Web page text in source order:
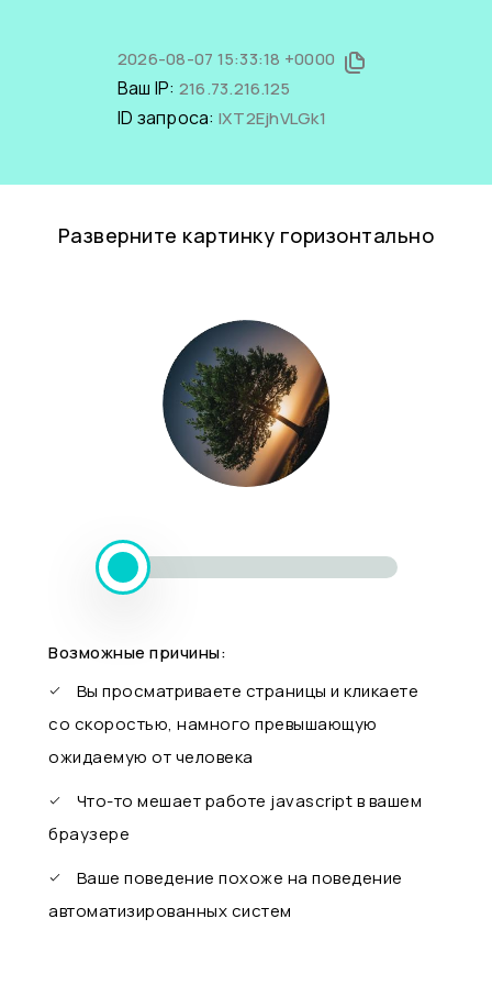
2026-08-07 15:33:18 +0000
Ваш IP: 216.73.216.125
ID запроса: IXT2EjhVLGk1
Разверните картинку горизонтально
Возможные причины:
Вы просматриваете страницы и кликаете
со скоростью, намного превышающую
ожидаемую от человека
Что-то мешает работе javascript в вашем
браузере
Ваше поведение похоже на поведение
автоматизированных систем